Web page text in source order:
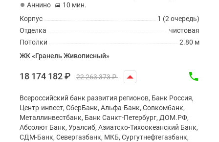
Аннино
10 мин.
1 (2 очередь)
Корпус
чистовая
Отделка
2.80 м
Потолки
ЖК «Гранель Живописный»
18 174 182₽ 22 263 373₽
Всероссийский банк развития регионов, Банк Россия,
Центр-инвест, СберБанк, Альфа-Банк, Совкомбанк,
Металлинвестбанк, Банк Санкт-Петербург, ДОМ.РФ,
Абсолют Банк, Уралсиб, Азиатско-Тихоокеанский Банк,
СДМ-Банк, Севергазбанк, МКБ, Сургутнефтегазбанк,